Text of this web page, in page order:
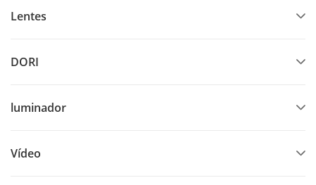
Lentes
DORI
luminador
Vídeo